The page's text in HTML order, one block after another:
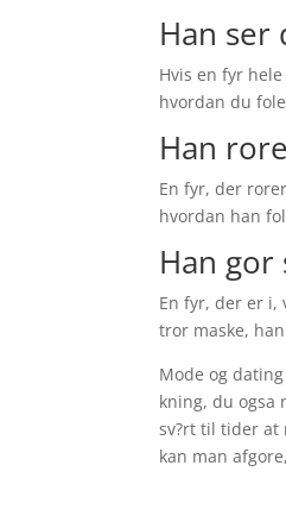
Han ser
Hvis en fyr
hvordan du
Han
En fyr, der
hvordan han
Han
En fyr, der er i,
tror maske,
Mode og
kning, du ogsa
sv?rt til tider at
kan man